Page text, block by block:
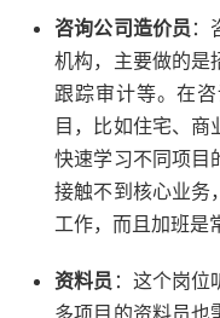
咨询公司造价员 ：
机构，主要做的是
跟踪审计等。在
目，比如住宅、
快速学习不同项目
接触不到核心业务
工作，而且加班是
资料员 ：这个岗位
多项目的资料员也